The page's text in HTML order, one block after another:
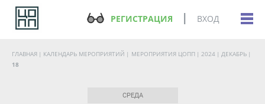
РЕГИСТРАЦИЯ ВХОД
ГЛАВНАЯ КАЛЕНДАРЬ МЕРОПРИЯТИЙ МЕРОПРИЯТИЯ ЦОПП 2024 ДЕКАБРЬ
18
СРЕДА